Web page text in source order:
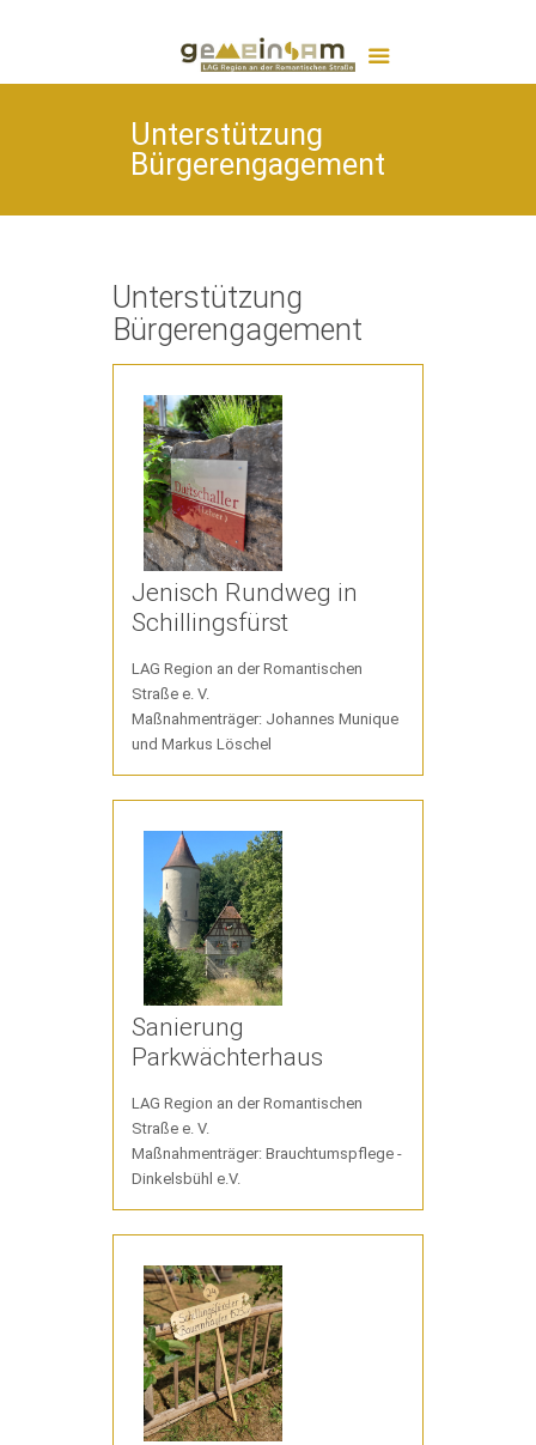
Unterstützung
Bürgerengagement
Unterstützung
Bürgerengagement
Jenisch Rundweg in
Schillingsfürst
LAG Region an der Romantischen
Straße e. V.
Maßnahmenträger: Johannes Munique
und Markus Löschel
Sanierung
Parkwächterhaus
LAG Region an der Romantischen
Straße e. V.
Maßnahmenträger: Brauchtumspflege -
Dinkelsbühl e.V.